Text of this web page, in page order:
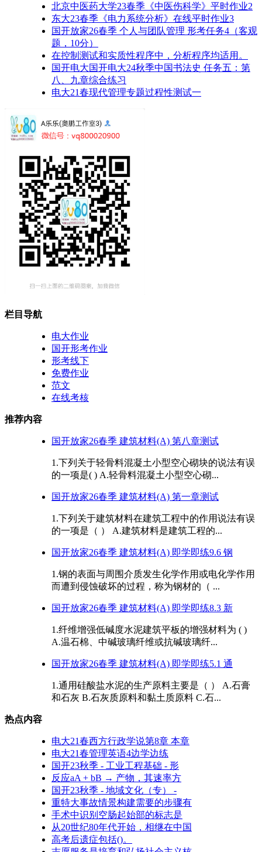
北京中医药大学23春季《中医伤科学》平时作业2
东大23春季《电力系统分析》在线平时作业3
国开放家26春季 个人与团队管理 形考任务4（客观
题，10分）
在控制测试和实质性程序中，分析程序均适用。
国开电大国开电大24秋季中国书法史 任务五：第
八、九章综合练习
电大21春现代管理专题过程性测试一
栏目导航
电大作业
国开形考作业
形考线下
免费作业
范文
在线考核
推荐内容
国开放家26春季 建筑材料(A) 第八章测试
1.下列关于轻骨料混凝土小型空心砌块的说法有误
的一项是( ) A.轻骨料混凝土小型空心砌...
国开放家26春季 建筑材料(A) 第一章测试
1.下列关于建筑材料在建筑工程中的作用说法有误
的一项是（ ） A.建筑材料是建筑工程的...
国开放家26春季 建筑材料(A) 即学即练9.6 钢
1.钢的表面与周围介质发生化学作用或电化学作用
而遭到侵蚀破坏的过程，称为钢材的（ ...
国开放家26春季 建筑材料(A) 即学即练8.3 新
1.纤维增强低碱度水泥建筑平板的增强材料为 ( )
A.温石棉、中碱玻璃纤维或抗碱玻璃纤...
国开放家26春季 建筑材料(A) 即学即练5.1 通
1.通用硅酸盐水泥的生产原料主要是（ ） A.石膏
和石灰 B.石灰质原料和黏土质原料 C.石...
热点内容
电大21春西方行政学说第8章 本章
电大21春管理英语4边学边练
国开23秋季 - 工业工程基础 - 形
反应aA + bB → 产物，其速率方
国开23秋季 - 地域文化（专） -
重特大事故情景构建需要的步骤有
手术中识别空肠起始部的标志是
从20世纪80年代开始，相继在中国
高考后遗症包括()。